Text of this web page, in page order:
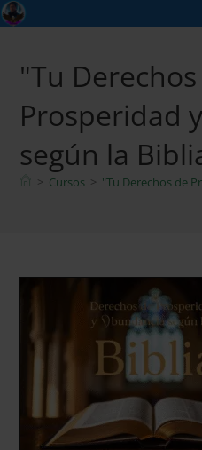
Ir
al
"Tu
Prosperidad
según la
> Cursos > "Tu Derechos de